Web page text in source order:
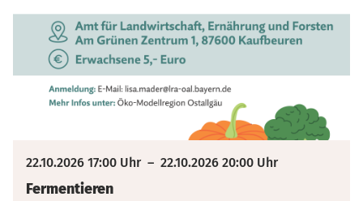
22.10.2026 17:00 Uhr– 22.10.2026 20:00 Uhr
Fermentieren